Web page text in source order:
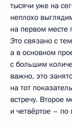
тысячи уже на
неплохо
на первом месте
Это связано с
а в основном
с большим
важно, это
на тот
встречу. Второе
и четвёртое – по